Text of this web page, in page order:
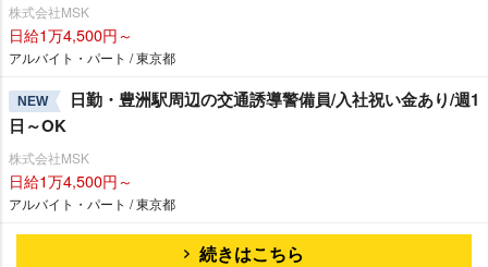
株式会社MSK
日給1万4,500円～
アルバイト・パート / 東京都
NEW
日勤・豊洲駅周辺の交通誘導警備員/入社祝い金あり/週1
日～OK
株式会社MSK
日給1万4,500円～
アルバイト・パート / 東京都
続きはこちら